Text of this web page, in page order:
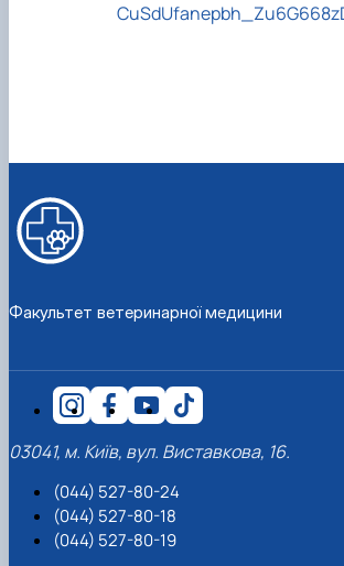
Факультет ветеринарної медицини
03041, м. Київ, вул. Виставкова, 16.
(044) 527-80-24
(044) 527-80-18
(044) 527-80-19